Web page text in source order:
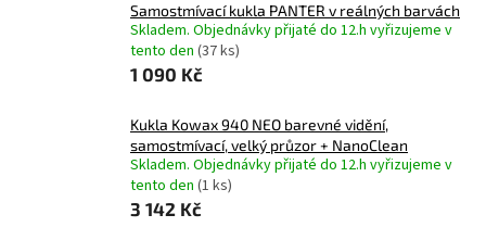
Samostmívací kukla PANTER v reálných barvách
Skladem. Objednávky přijaté do 12.h vyřizujeme v
tento den (37 ks)
1 090 Kč
Kukla Kowax 940 NEO barevné vidění,
samostmívací, velký průzor + NanoClean
Skladem. Objednávky přijaté do 12.h vyřizujeme v
tento den (1 ks)
3 142 Kč